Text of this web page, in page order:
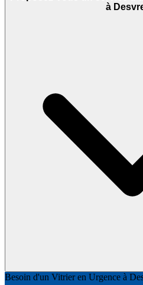
à
Besoin d'un Vitrier en Urgence à